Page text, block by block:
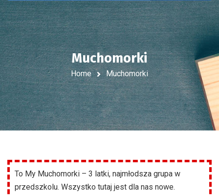
Muchomorki
Home Muchomorki
To My Muchomorki – 3 latki, najmłodsza grupa w
przedszkolu. Wszystko tutaj jest dla nas nowe.